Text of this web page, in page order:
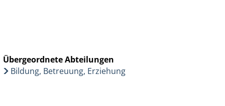
Übergeordnete Abteilungen
Bildung, Betreuung, Erziehung